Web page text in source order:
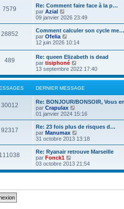
s
g
e
r
e
s
s
g
e
e
r
r
s
s
g
e
r
e
e
r
n
e
r
e
s
s
a
e
7579
Re: Comment faire face à la p…
par Azial
o
i
r
l
e
r
n
i
e
r
m
e
s
s
a
g
e
09 janvier 2026 23:49
28852
Comment calculer son cycle me…
par Ofelia
o
r
l
e
d
e
n
i
e
r
m
e
s
s
a
g
e
12 juin 2026 10:14
489
Re: queen Elizabeth is dead
par tisiphoné
o
i
r
l
e
n
i
e
m
e
s
a
g
13 septembre 2022 17:40
DERNIER MESSAGE
30012
Re: BONJOUR/BONSOIR, Vous
par Crapulax
o
i
r
l
e
r
n
i
e
e
01 janvier 2024 15:16
92317
Re: 23 fois plus de risques d…
par Manumax
o
i
r
e
e
i
31 octobre 2013 13:18
111038
Re: Ryanair retrouve Marseille
par Fonck1
o
i
03 octobre 2013 21:54